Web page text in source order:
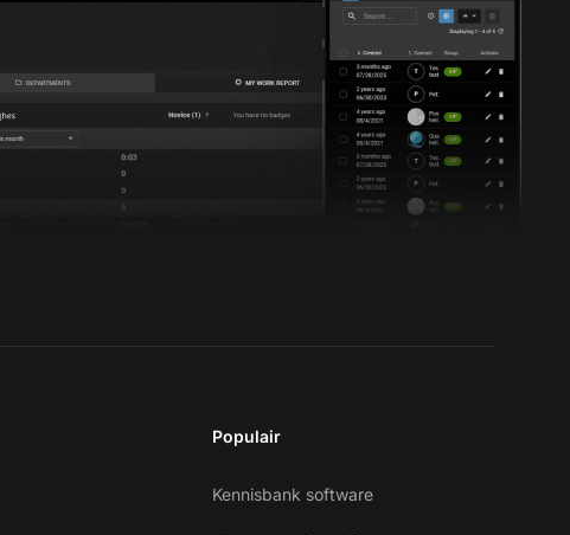
Populair
Kennisbank software